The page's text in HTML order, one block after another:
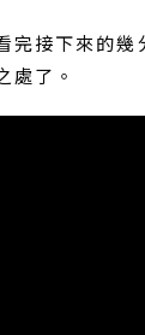
完接下來的幾
處了。